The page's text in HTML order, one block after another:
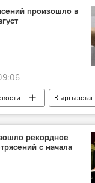
произошло в
Кыргызстан
землетрясение
рекордное
с начала